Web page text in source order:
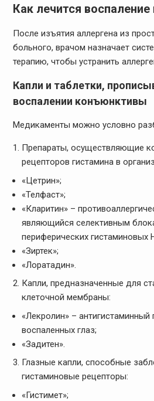
Как лечится
После изъятия аллергена из
больного, врачом назначает
терапию, чтобы устранить
Капли и таблетки,
воспалении конъюнктивы
Медикаменты можно условно
Препараты, осуществляющие
рецепторов гистамина в
«Цетрин»;
«Телфаст»;
«Кларитин» –
являющийся селективным
периферических гистаминовых
«Зиртек»;
«Лоратадин».
Капли, предназначенные для
клеточной мембраны:
«Лекролин» – антигистаминный
воспаленных глаз;
«Задитен».
Глазные капли, способные
гистаминовые рецепторы:
«Гистимет»;